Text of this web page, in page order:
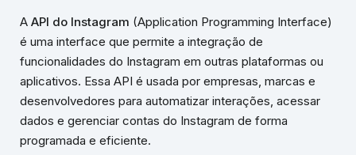
A API do Instagram (Application Programming Interface)
é uma interface que permite a integração de
funcionalidades do Instagram em outras plataformas ou
aplicativos. Essa API é usada por empresas, marcas e
desenvolvedores para automatizar interações, acessar
dados e gerenciar contas do Instagram de forma
programada e eficiente.